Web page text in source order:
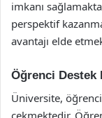
imkanı
perspektif
avantajı elde
Öğrenci Destek
Üniversite,
çekmektedir.